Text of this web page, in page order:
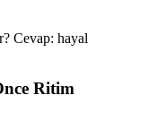
Cevap: hayal
Ritim